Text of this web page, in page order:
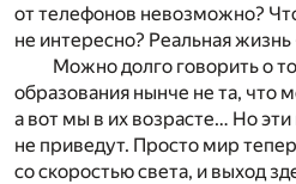
от телефонов невозможно?
не интересно? Реальная
Можно долго говорить о
образования нынче не та, что
а вот мы в их возрасте… Но
не приведут. Просто мир
со скоростью света, и выход